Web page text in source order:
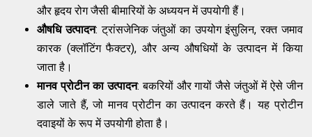
और हृदय रोग जैसी बीमारियों के अध्ययन में उपयोगी हैं।
औषधि उत्पादन: ट्रांसजेनिक जंतुओं का उपयोग इंसुलिन, रक्त जमाव
कारक (क्लॉटिंग फैक्टर), और अन्य औषधियों के उत्पादन में किया
जाता है।
मानव प्रोटीन का उत्पादन: बकरियों और गायों जैसे जंतुओं में ऐसे जीन
डाले जाते हैं, जो मानव प्रोटीन का उत्पादन करते हैं। यह प्रोटीन
दवाइयों के रूप में उपयोगी होता है।